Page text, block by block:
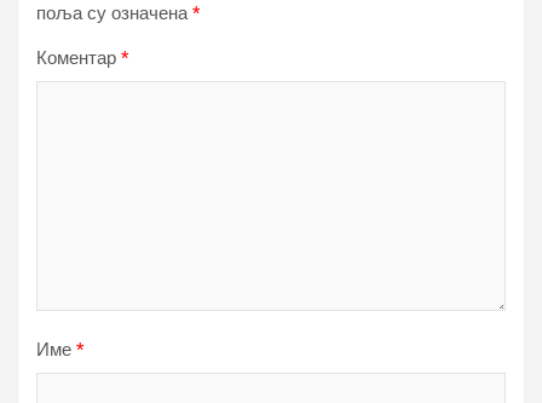
поља су означена*
Коментар *
Име *